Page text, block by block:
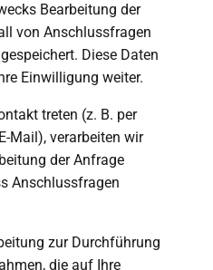
Bearbeitung der
von Anschlussfragen
Diese Daten
Einwilligung weiter.
treten (z. B. per
Mail), verarbeiten wir
der Anfrage
Anschlussfragen
zur Durchführung
die auf Ihre